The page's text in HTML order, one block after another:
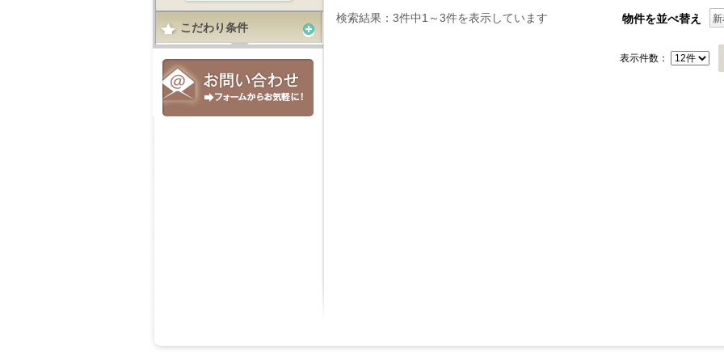
こだわり条件
物件を並べ替え
表示件数：
検索結果：3件中1～3件を表示しています